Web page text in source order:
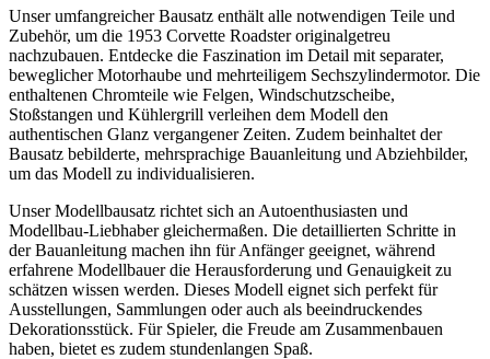
Unser umfangreicher Bausatz enthält alle notwendigen Teile und
Zubehör, um die 1953 Corvette Roadster originalgetreu
nachzubauen. Entdecke die Faszination im Detail mit separater,
beweglicher Motorhaube und mehrteiligem Sechszylindermotor. Die
enthaltenen Chromteile wie Felgen, Windschutzscheibe,
Stoßstangen und Kühlergrill verleihen dem Modell den
authentischen Glanz vergangener Zeiten. Zudem beinhaltet der
Bausatz bebilderte, mehrsprachige Bauanleitung und Abziehbilder,
um das Modell zu individualisieren.
Unser Modellbausatz richtet sich an Autoenthusiasten und
Modellbau-Liebhaber gleichermaßen. Die detaillierten Schritte in
der Bauanleitung machen ihn für Anfänger geeignet, während
erfahrene Modellbauer die Herausforderung und Genauigkeit zu
schätzen wissen werden. Dieses Modell eignet sich perfekt für
Ausstellungen, Sammlungen oder auch als beeindruckendes
Dekorationsstück. Für Spieler, die Freude am Zusammenbauen
haben, bietet es zudem stundenlangen Spaß.